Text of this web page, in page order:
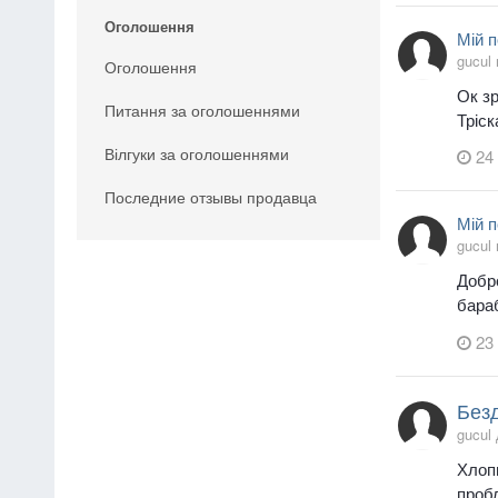
Оголошення
Оголошення
Питання за оголошеннями
Вілгуки за оголошеннями
Последние отзывы продавца
Мій
gucul
Ок
24
Мій
gucul
23
gucul